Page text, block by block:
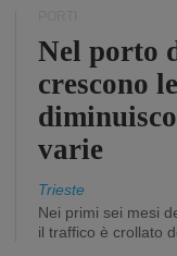
Nel porto
crescono
varie
Trieste
Nei primi sei mesi
il traffico è crollato